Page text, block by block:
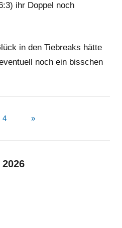
ihr Doppel noch
in den Tiebreaks hätte
noch ein bisschen
4
Nächste
»